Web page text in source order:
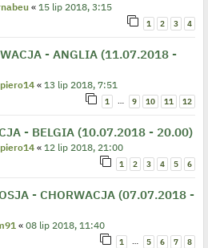
« 15 lip 2018, 3:15
1 2 3 4
- ANGLIA (11.07.2018 -
« 13 lip 2018, 7:51
1 … 9 10 11 12
- BELGIA (10.07.2018 - 20.00)
« 12 lip 2018, 21:00
1 2 3 4 5 6
- CHORWACJA (07.07.2018 -
« 08 lip 2018, 11:40
1 … 5 6 7 8